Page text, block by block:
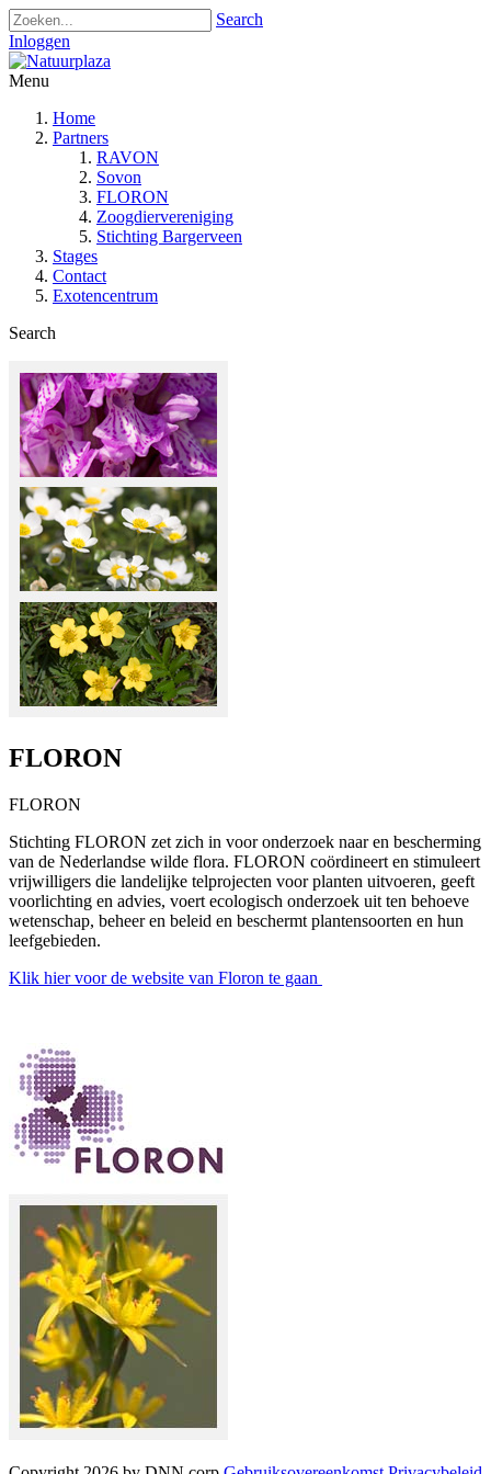
Search
Inloggen
Menu
Home
Partners
RAVON
Sovon
FLORON
Zoogdiervereniging
Stichting Bargerveen
Stages
Contact
Exotencentrum
Search
FLORON
FLORON
Stichting FLORON zet zich in voor onderzoek naar en bescherming
van de Nederlandse wilde flora. FLORON coördineert en stimuleert
vrijwilligers die landelijke telprojecten voor planten uitvoeren, geeft
voorlichting en advies, voert ecologisch onderzoek uit ten behoeve
wetenschap, beheer en beleid en beschermt plantensoorten en hun
leefgebieden.
Klik hier voor de website van Floron te gaan